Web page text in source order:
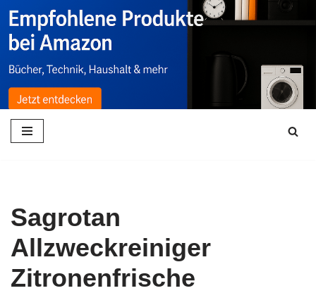
Zum
Inhalt
springen
Sagrotan
Allzweckreiniger
Zitronenfrische